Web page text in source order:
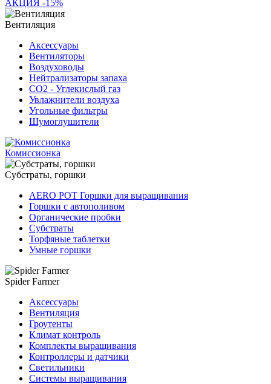
АКЦИЯ -15%
Вентиляция
Аксессуары
Вентиляторы
Воздуховоды
Нейтрализаторы запаха
СО2 - Углекислый газ
Увлажнители воздуха
Угольные фильтры
Шумоглушители
Комиссионка
Субстраты, горшки
AERO POT Горшки для выращивания
Горшки с автополивом
Органические пробки
Субстраты
Торфяные таблетки
Умные горшки
Spider Farmer
Аксессуары
Вентиляция
Гроутенты
Климат контроль
Комплекты выращивания
Контроллеры и датчики
Светильники
Системы выращивания